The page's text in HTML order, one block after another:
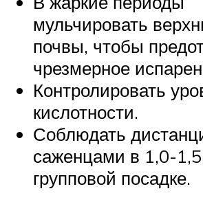
мульчировать
почвы, чтобы
чрезмерное
Контролировать
кислотности.
Соблюдать
саженцами в 1,0-
групповой посадке.